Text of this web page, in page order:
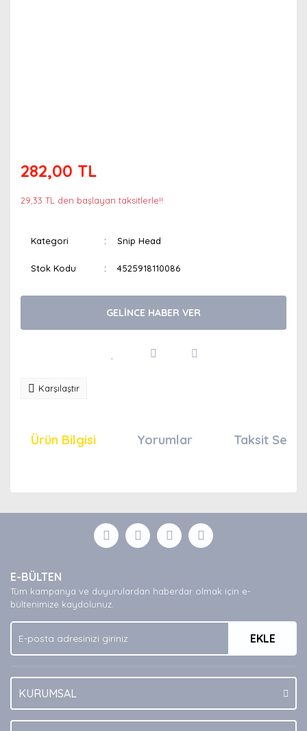
282,00 TL
29,33 TL den başlayan taksitlerle!!
Kategori Snip Head
Stok Kodu 4525918110086
GELİNCE HABER VER
Karşılaştır
Ürün Bilgisi Yorumlar Taksit
Yorum Yaz
formunu kullanarak tarafımıza iletebilirsiniz.
Görüş ve önerileriniz için teşekkür ederiz.
Ürün açıklamasında eksik bilgiler bulunuyor.
Ürün bilgilerinde hatalar bulunuyor.
Ürün fiyatı diğer sitelerden daha pahalı.
Bu ürüne benzer farklı alternatifler olmalı.
E-BÜLTEN
Tüm kampanya ve duyurulardan haberdar olmak için e-
bültenimize kaydolunuz.
EKLE
KURUMSAL